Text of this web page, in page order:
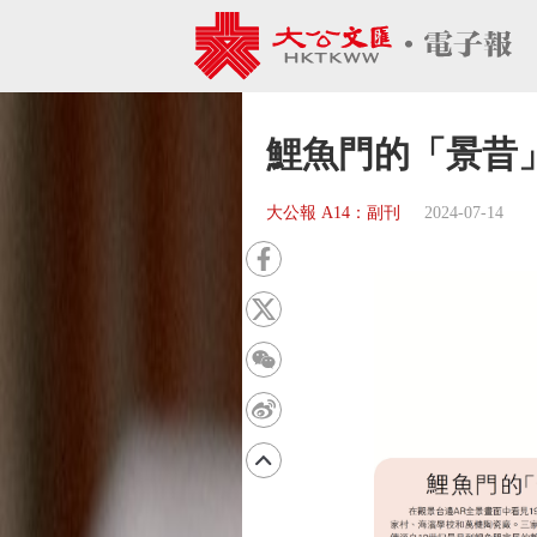
鯉魚門的「景昔
大公報 A14：副刊 2024-07-14